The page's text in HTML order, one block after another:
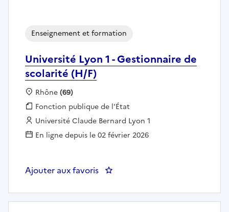
Université Lyon 1 - Gestionnaire de
scolarité (H/F)
Enseignement et formation
Localisation :
Rhône(69)
Fonction publique :
Fonction publique de l'État
Employeur :
Université Claude Bernard Lyon 1
En ligne depuis le 02 février 2026
Ajouter aux favoris : Université Lyon 1 -